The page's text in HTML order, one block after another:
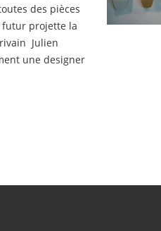
des pièces
futur projette la
Julien
une designer